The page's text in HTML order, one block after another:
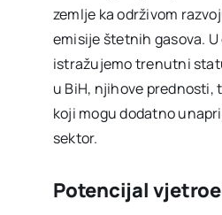
zemlje ka održivom
emisije štetnih gasova.
istražujemo trenutni
u BiH, njihove prednosti,
koji mogu dodatno
sektor.
Potencijal